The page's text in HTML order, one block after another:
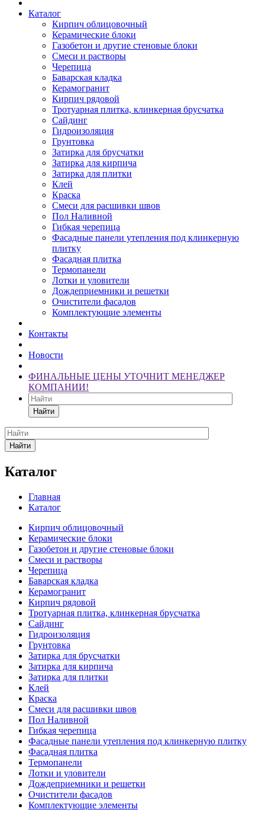
Каталог
Кирпич облицовочный
Керамические блоки
Газобетон и другие стеновые блоки
Смеси и растворы
Черепица
Баварская кладка
Керамогранит
Кирпич рядовой
Тротуарная плитка, клинкерная брусчатка
Сайдинг
Гидроизоляция
Грунтовка
Затирка для брусчатки
Затирка для кирпича
Затирка для плитки
Клей
Краска
Смеси для расшивки швов
Пол Наливной
Гибкая черепица
Фасадные панели утепления под клинкерную
плитку
Фасадная плитка
Термопанели
Лотки и уловители
Дождеприемники и решетки
Очистители фасадов
Комплектующие элементы
Контакты
Новости
ФИНАЛЬНЫЕ ЦЕНЫ УТОЧНИТ МЕНЕДЖЕР
КОМПАНИИ!
Найти
Найти
Каталог
Главная
Каталог
Кирпич облицовочный
Керамические блоки
Газобетон и другие стеновые блоки
Смеси и растворы
Черепица
Баварская кладка
Керамогранит
Кирпич рядовой
Тротуарная плитка, клинкерная брусчатка
Сайдинг
Гидроизоляция
Грунтовка
Затирка для брусчатки
Затирка для кирпича
Затирка для плитки
Клей
Краска
Смеси для расшивки швов
Пол Наливной
Гибкая черепица
Фасадные панели утепления под клинкерную плитку
Фасадная плитка
Термопанели
Лотки и уловители
Дождеприемники и решетки
Очистители фасадов
Комплектующие элементы